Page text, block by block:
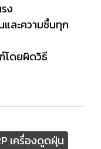
ง
และความชื้นทุก
ดยผิดวิธี
เครื่องดูดฝุ่น